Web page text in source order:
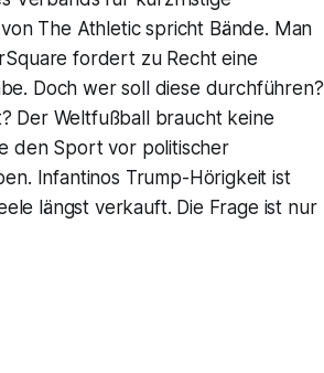
The Athletic spricht Bände. Man
fordert zu Recht eine
Doch wer soll diese durchführen?
Der Weltfußball braucht keine
den Sport vor politischer
Infantinos Trump-Hörigkeit ist
längst verkauft. Die Frage ist nur